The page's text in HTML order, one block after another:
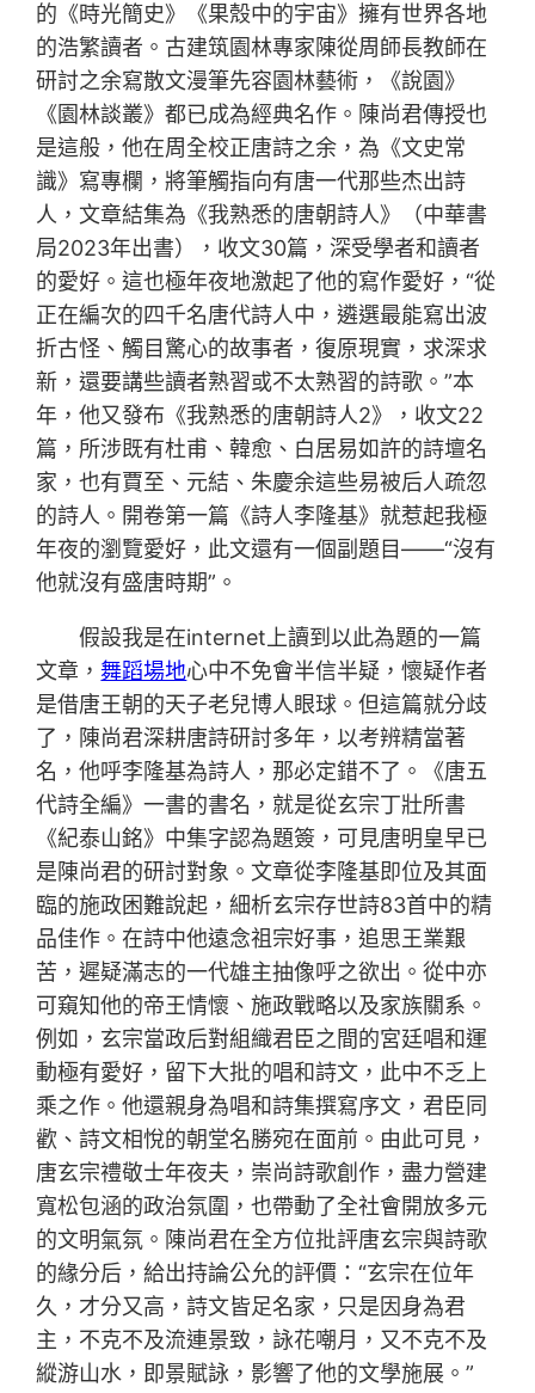
的《時光簡史》《果殼中的宇宙》擁有世界各地
的浩繁讀者。古建筑園林專家陳從周師長教師在
研討之余寫散文漫筆先容園林藝術，《說園》
《園林談叢》都已成為經典名作。陳尚君傳授也
是這般，他在周全校正唐詩之余，為《文史常
識》寫專欄，將筆觸指向有唐一代那些杰出詩
人，文章結集為《我熟悉的唐朝詩人》（中華書
局2023年出書），收文30篇，深受學者和讀者
的愛好。這也極年夜地激起了他的寫作愛好，“從
正在編次的四千名唐代詩人中，遴選最能寫出波
折古怪、觸目驚心的故事者，復原現實，求深求
新，還要講些讀者熟習或不太熟習的詩歌。”本
年，他又發布《我熟悉的唐朝詩人2》，收文22
篇，所涉既有杜甫、韓愈、白居易如許的詩壇名
家，也有賈至、元結、朱慶余這些易被后人疏忽
的詩人。開卷第一篇《詩人李隆基》就惹起我極
年夜的瀏覽愛好，此文還有一個副題目——“沒有
他就沒有盛唐時期”。
假設我是在internet上讀到以此為題的一篇
文章， 舞蹈場地心中不免會半信半疑，懷疑作者
是借唐王朝的天子老兒博人眼球。但這篇就分歧
了，陳尚君深耕唐詩研討多年，以考辨精當著
名，他呼李隆基為詩人，那必定錯不了。《唐五
代詩全編》一書的書名，就是從玄宗丁壯所書
《紀泰山銘》中集字認為題簽，可見唐明皇早已
是陳尚君的研討對象。文章從李隆基即位及其面
臨的施政困難說起，細析玄宗存世詩83首中的精
品佳作。在詩中他遠念祖宗好事，追思王業艱
苦，遲疑滿志的一代雄主抽像呼之欲出。從中亦
可窺知他的帝王情懷、施政戰略以及家族關系。
例如，玄宗當政后對組織君臣之間的宮廷唱和運
動極有愛好，留下大批的唱和詩文，此中不乏上
乘之作。他還親身為唱和詩集撰寫序文，君臣同
歡、詩文相悅的朝堂名勝宛在面前。由此可見，
唐玄宗禮敬士年夜夫，崇尚詩歌創作，盡力營建
寬松包涵的政治氛圍，也帶動了全社會開放多元
的文明氣氛。陳尚君在全方位批評唐玄宗與詩歌
的緣分后，給出持論公允的評價：“玄宗在位年
久，才分又高，詩文皆足名家，只是因身為君
主，不克不及流連景致，詠花嘲月，又不克不及
縱游山水，即景賦詠，影響了他的文學施展。”